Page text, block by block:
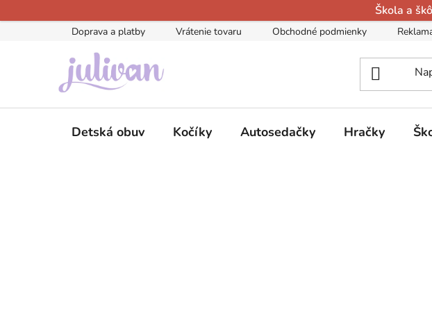
na
Škola a
Doprava a platby Vrátenie tovaru Obchodné podmienky
Detská obuv Kočíky Autosedačky Hračky